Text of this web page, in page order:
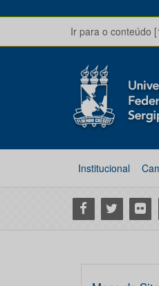
Ir para o conteúdo
Institucional
Facebook
Twitter Flickr